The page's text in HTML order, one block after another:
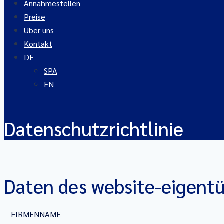
Annahmestellen
Preise
Über uns
Kontakt
DE
SPA
EN
Datenschutzrichtlinie
Daten des website-
FIRMENNAME